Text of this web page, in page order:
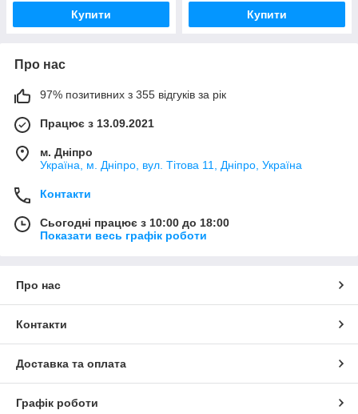
Купити Купити
Про нас
97% позитивних з 355 відгуків за рік
Працює з 13.09.2021
м. Дніпро
Україна, м. Дніпро, вул. Тітова 11, Дніпро, Україна
Контакти
Сьогодні працює з 10:00 до 18:00
Показати весь графік роботи
Про нас
Контакти
Доставка та оплата
Графік роботи